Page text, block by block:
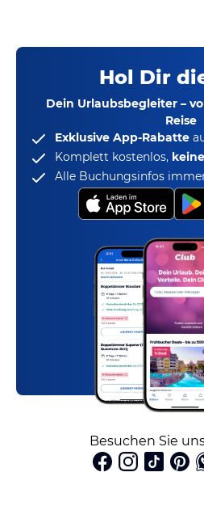
Hol Dir
Dein Urlaubsbegleiter –
Reise
Exklusive App-Rabatte
Komplett kostenlos,
Alle Buchungsinfos
Besuchen Sie